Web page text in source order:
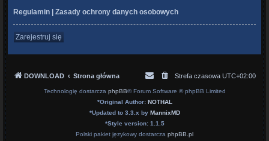
Regulamin | Zasady ochrony danych osobowych
Zarejestruj się
DOWNLOAD Strona główna Strefa czasowa UTC+02:00
Technologię dostarcza phpBB® Forum Software © phpBB Limited
*Original Author: NOTHAL
*Updated to 3.3.x by MannixMD
*Style version: 1.1.5
Polski pakiet językowy dostarcza phpBB.pl